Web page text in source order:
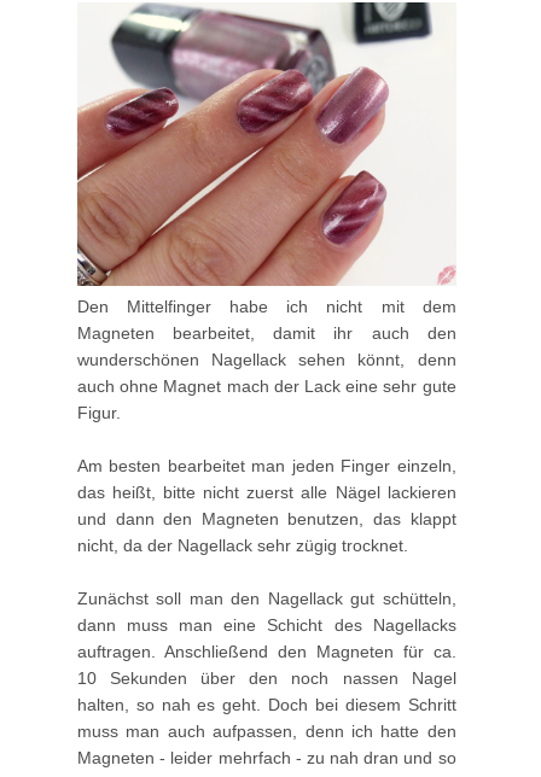
Den Mittelfinger habe ich nicht mit dem
Magneten bearbeitet, damit ihr auch den
wunderschönen Nagellack sehen könnt, denn
auch ohne Magnet mach der Lack eine sehr gute
Figur.
Am besten bearbeitet man jeden Finger einzeln,
das heißt, bitte nicht zuerst alle Nägel lackieren
und dann den Magneten benutzen, das klappt
nicht, da der Nagellack sehr zügig trocknet.
Zunächst soll man den Nagellack gut schütteln,
dann muss man eine Schicht des Nagellacks
auftragen. Anschließend den Magneten für ca.
10 Sekunden über den noch nassen Nagel
halten, so nah es geht. Doch bei diesem Schritt
muss man auch aufpassen, denn ich hatte den
Magneten - leider mehrfach - zu nah dran und so